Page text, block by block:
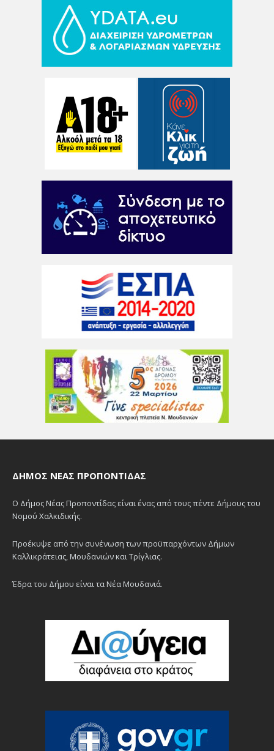
ΔΉΜΟΣ ΝΈΑΣ ΠΡΟΠΟΝΤΊΔΑΣ
Ο Δήμος Νέας Προποντίδας είναι ένας από τους πέντε Δήμους του
Νομού Χαλκιδικής.
Προέκυψε από την συνένωση των προϋπαρχόντων Δήμων
Καλλικράτειας, Μουδανιών και Τρίγλιας.
Έδρα του Δήμου είναι τα Νέα Μουδανιά.